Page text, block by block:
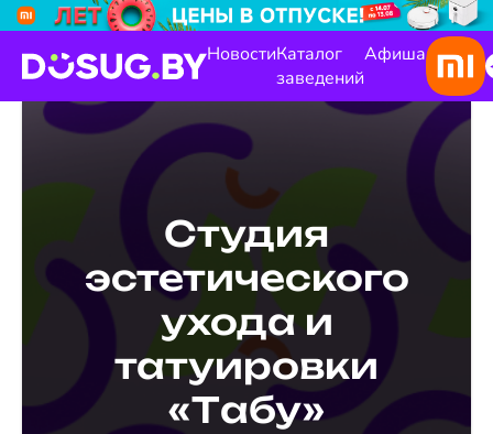
НовостиКаталог
заведений
Афиша
Студия
эстетического
ухода и
татуировки
«Tабу»